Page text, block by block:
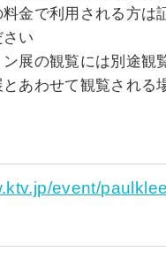
金で利用される方は
さい
展の観覧には別途観
あわせて観覧される
event/